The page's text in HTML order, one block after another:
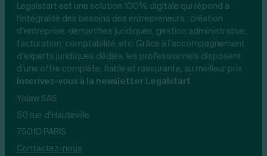
Legalstart est une solution 100% digitale qui répond à
l’intégralité des besoins des entrepreneurs : création
d’entreprise, démarches juridiques, gestion administrative,
facturation, comptabilité, etc. Grâce à l’accompagnement
d’experts juridiques dédiés, les professionnels disposent
d’une offre complète, fiable et rassurante, au meilleur prix.
Inscrivez-vous à la newsletter Legalstart
Yolaw SAS
50 rue d’Hauteville
75010 PARIS
Contactez-nous